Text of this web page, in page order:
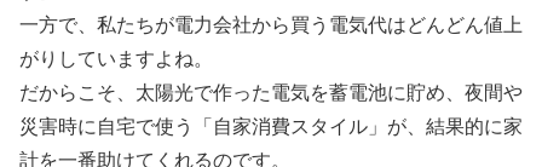
一方で、私たちが電力会社から買う電気代はどんどん値上
がりしていますよね。
だからこそ、太陽光で作った電気を蓄電池に貯め、夜間や
災害時に自宅で使う「自家消費スタイル」が、結果的に家
計を一番助けてくれるのです。